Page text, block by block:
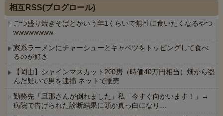
相互RSS(ブログロール)
ごつ盛り焼きそばとかいう年1くらいで無性に食いたくなるやつ
wwwwwwww
家系ラーメンにチャーシューとキャベツをトッピングして食べ
るのが好き
【岡山】シャインマスカット200房（時価40万円相当）畑から盗
んだ疑いで男を逮捕 ネットで販売
勤務先「旦那さんが倒れました」私「今すぐ向かいます！」→
病院で告げられた診断結果に頭が真っ白になり…